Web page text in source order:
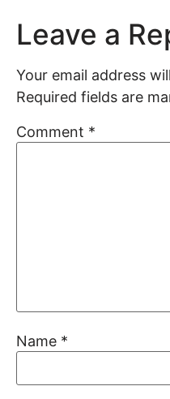
Leave a
Your email address
Required fields are
Comment *
Name *